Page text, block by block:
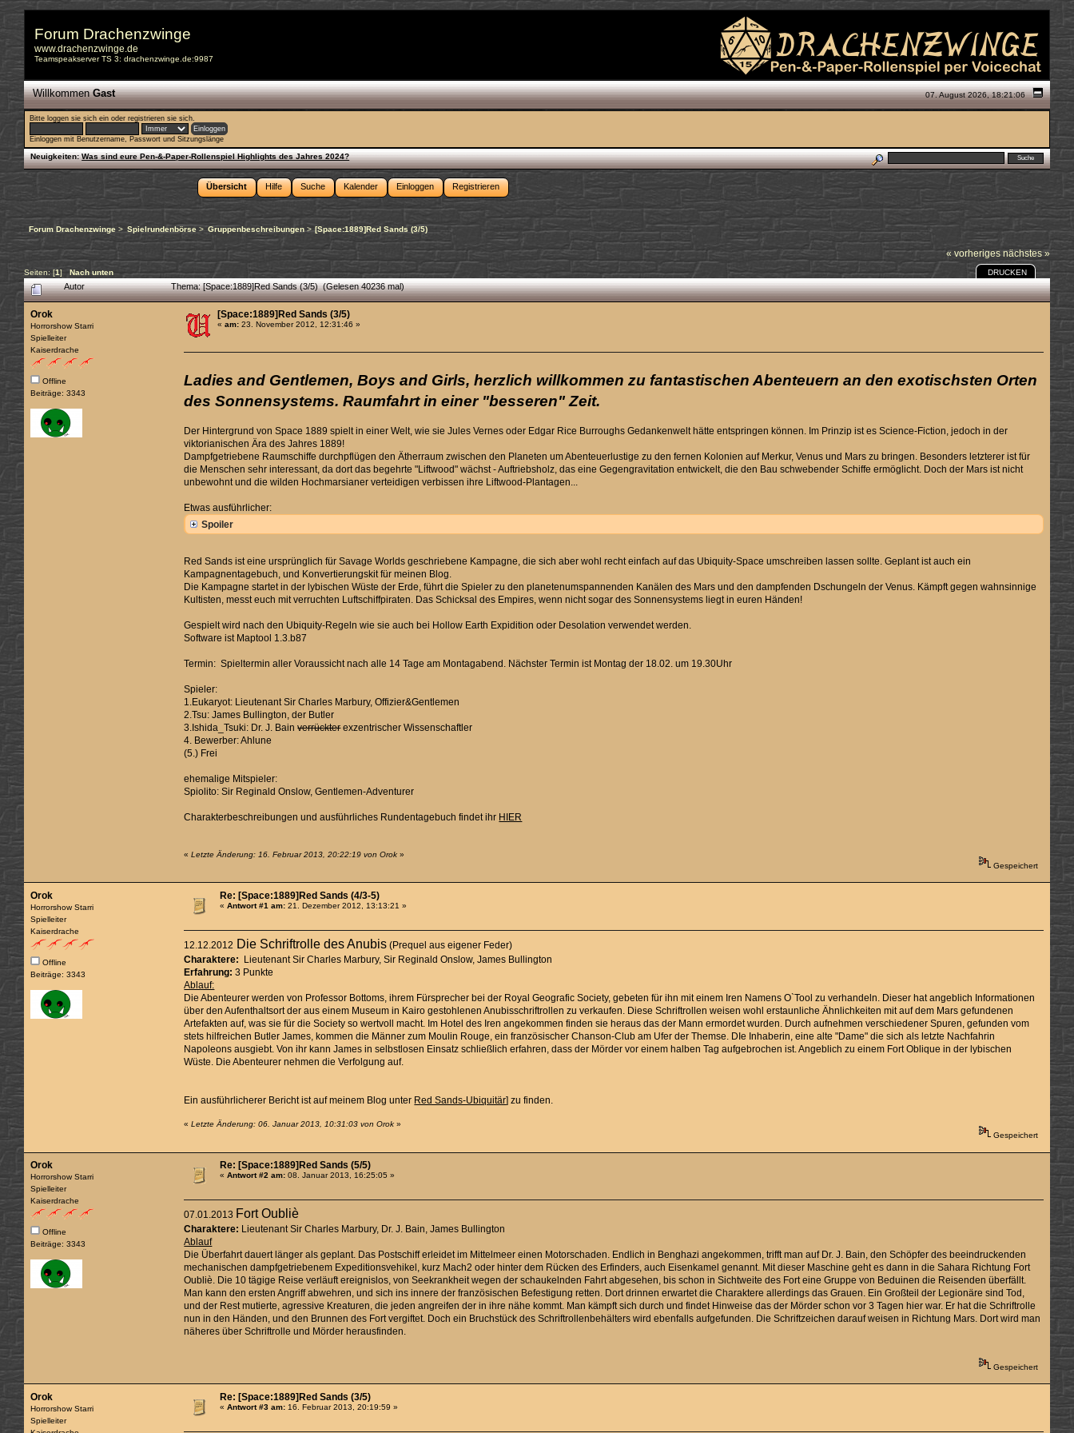
Forum Drachenzwinge
www.drachenzwinge.de
Teamspeakserver TS 3: drachenzwinge.de:9987
07. August 2026, 18:21:06
WillkommenGast
Bitte loggen sie sich ein oderregistrieren sie sich.
Einloggen mit Benutzername, Passwort und Sitzungslänge
Neuigkeiten: Was sind eure Pen-&-Paper-Rollenspiel Highlights des Jahres 2024?
Übersicht Hilfe Suche Kalender Einloggen Registrieren
Forum Drachenzwinge > Spielrundenbörse> Gruppenbeschreibungen> [Space:1889]Red Sands (3/5)
« vorheriges nächstes »
Seiten: [1] Nach unten DRUCKEN
Autor Thema: [Space:1889]Red Sands (3/5) (Gelesen 40236 mal)
Orok
Horrorshow Starri
Spielleiter
Kaiserdrache
Offline
Beiträge: 3343
[Space:1889]Red Sands (3/5)
«am: 23. November 2012, 12:31:46 »
Ladies and Gentlemen, Boys and Girls, herzlich willkommen zu fantastischen Abenteuern an den exotischsten Orten
des Sonnensystems. Raumfahrt in einer "besseren" Zeit.
Der Hintergrund von Space 1889 spielt in einer Welt, wie sie Jules Vernes oder Edgar Rice Burroughs Gedankenwelt hätte entspringen können. Im Prinzip ist es Science-Fiction, jedoch in der
viktorianischen Ära des Jahres 1889!
Dampfgetriebene Raumschiffe durchpflügen den Ätherraum zwischen den Planeten um Abenteuerlustige zu den fernen Kolonien auf Merkur, Venus und Mars zu bringen. Besonders letzterer ist für
die Menschen sehr interessant, da dort das begehrte "Liftwood" wächst - Auftriebsholz, das eine Gegengravitation entwickelt, die den Bau schwebender Schiffe ermöglicht. Doch der Mars ist nicht
unbewohnt und die wilden Hochmarsianer verteidigen verbissen ihre Liftwood-Plantagen...
Etwas ausführlicher:
Spoiler
Red Sands ist eine ursprünglich für Savage Worlds geschriebene Kampagne, die sich aber wohl recht einfach auf das Ubiquity-Space umschreiben lassen sollte. Geplant ist auch ein
Kampagnentagebuch, und Konvertierungskit für meinen Blog.
Die Kampagne startet in der lybischen Wüste der Erde, führt die Spieler zu den planetenumspannenden Kanälen des Mars und den dampfenden Dschungeln der Venus. Kämpft gegen wahnsinnige
Kultisten, messt euch mit verruchten Luftschiffpiraten. Das Schicksal des Empires, wenn nicht sogar des Sonnensystems liegt in euren Händen!
Gespielt wird nach den Ubiquity-Regeln wie sie auch bei Hollow Earth Expidition oder Desolation verwendet werden.
Software ist Maptool 1.3.b87
Termin: Spieltermin aller Voraussicht nach alle 14 Tage am Montagabend. Nächster Termin ist Montag der 18.02. um 19.30Uhr
Spieler:
1.Eukaryot: Lieutenant Sir Charles Marbury, Offizier&Gentlemen
2.Tsu: James Bullington, der Butler
3.Ishida_Tsuki: Dr. J. Bainverrückterexzentrischer Wissenschaftler
4. Bewerber: Ahlune
(5.) Frei
ehemalige Mitspieler:
Spiolito: Sir Reginald Onslow, Gentlemen-Adventurer
Charakterbeschreibungen und ausführliches Rundentagebuch findet ihr HIER
«Letzte Änderung: 16. Februar 2013, 20:22:19 von Orok »
Gespeichert
Orok
Horrorshow Starri
Spielleiter
Kaiserdrache
Offline
Beiträge: 3343
Re: [Space:1889]Red Sands (4/3-5)
«Antwort #1 am: 21. Dezember 2012, 13:13:21 »
12.12.2012 Die Schriftrolle des Anubis (Prequel aus eigener Feder)
Charaktere: Lieutenant Sir Charles Marbury, Sir Reginald Onslow, James Bullington
Erfahrung: 3 Punkte
Ablauf:
Die Abenteurer werden von Professor Bottoms, ihrem Fürsprecher bei der Royal Geografic Society, gebeten für ihn mit einem Iren Namens O`Tool zu verhandeln. Dieser hat angeblich Informationen
über den Aufenthaltsort der aus einem Museum in Kairo gestohlenen Anubisschriftrollen zu verkaufen. Diese Schriftrollen weisen wohl erstaunliche Ähnlichkeiten mit auf dem Mars gefundenen
Artefakten auf, was sie für die Society so wertvoll macht. Im Hotel des Iren angekommen finden sie heraus das der Mann ermordet wurden. Durch aufnehmen verschiedener Spuren, gefunden vom
stets hilfreichen Butler James, kommen die Männer zum Moulin Rouge, ein französischer Chanson-Club am Ufer der Themse. DIe Inhaberin, eine alte "Dame" die sich als letzte Nachfahrin
Napoleons ausgiebt. Von ihr kann James in selbstlosen Einsatz schließlich erfahren, dass der Mörder vor einem halben Tag aufgebrochen ist. Angeblich zu einem Fort Oblique in der lybischen
Wüste. Die Abenteurer nehmen die Verfolgung auf.
Ein ausführlicherer Bericht ist auf meinem Blog unter Red Sands-Ubiquitär] zu finden.
«Letzte Änderung: 06. Januar 2013, 10:31:03 von Orok »
Gespeichert
Orok
Horrorshow Starri
Spielleiter
Kaiserdrache
Offline
Beiträge: 3343
Re: [Space:1889]Red Sands (5/5)
«Antwort #2 am: 08. Januar 2013, 16:25:05 »
07.01.2013 Fort Oubliè
Charaktere: Lieutenant Sir Charles Marbury, Dr. J. Bain, James Bullington
Ablauf
Die Überfahrt dauert länger als geplant. Das Postschiff erleidet im Mittelmeer einen Motorschaden. Endlich in Benghazi angekommen, trifft man auf Dr. J. Bain, den Schöpfer des beeindruckenden
mechanischen dampfgetriebenem Expeditionsvehikel, kurz Mach2 oder hinter dem Rücken des Erfinders, auch Eisenkamel genannt. Mit dieser Maschine geht es dann in die Sahara Richtung Fort
Oubliè. Die 10 tägige Reise verläuft ereignislos, von Seekrankheit wegen der schaukelnden Fahrt abgesehen, bis schon in Sichtweite des Fort eine Gruppe von Beduinen die Reisenden überfällt.
Man kann den ersten Angriff abwehren, und sich ins innere der französischen Befestigung retten. Dort drinnen erwartet die Charaktere allerdings das Grauen. Ein Großteil der Legionäre sind Tod,
und der Rest mutierte, agressive Kreaturen, die jeden angreifen der in ihre nähe kommt. Man kämpft sich durch und findet Hinweise das der Mörder schon vor 3 Tagen hier war. Er hat die Schriftrolle
nun in den Händen, und den Brunnen des Fort vergiftet. Doch ein Bruchstück des Schriftrollenbehälters wird ebenfalls aufgefunden. Die Schriftzeichen darauf weisen in Richtung Mars. Dort wird man
näheres über Schriftrolle und Mörder herausfinden.
Gespeichert
Orok
Horrorshow Starri
Spielleiter
Re: [Space:1889]Red Sands (3/5)
«Antwort #3 am: 16. Februar 2013, 20:19:59 »